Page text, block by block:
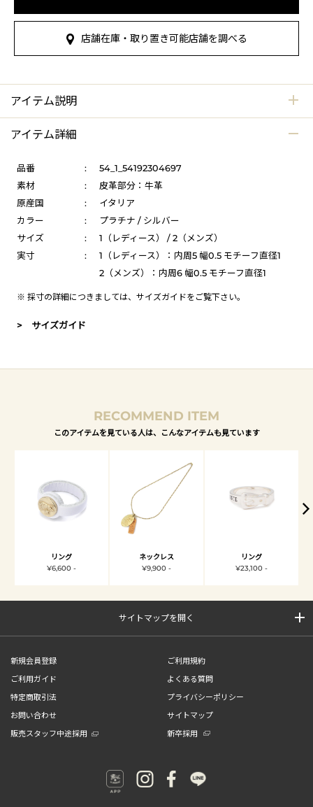
店舗在庫・取り置き可能店舗を調べる
アイテム説明
アイテム詳細
品番 :
54_1_54192304697
素材
:
皮革部分：牛革
原産国
:
イタリア
カラー
:
プラチナ / シルバー
サイズ
:
1（レディース） / 2（メンズ）
実寸
:
1（レディース）：内周5 幅0.5 モチーフ直径1
2（メンズ）：内周6 幅0.5 モチーフ直径1
※ 採寸の詳細につきましては、 サイズガイドをご覧下さい。
> サイズガイド
RECOMMEND ITEM
このアイテムを見ている人は、こんなアイテムも見ています
リング
¥6,600 -
ネックレス
¥9,900 -
リング
¥23,100 -
サイトマップを開く
新規会員登録
ご利用規約
ご利用ガイド
よくある質問
特定商取引法
プライバシーポリシー
お問い合わせ
サイトマップ
販売スタッフ中途採用
新卒採用